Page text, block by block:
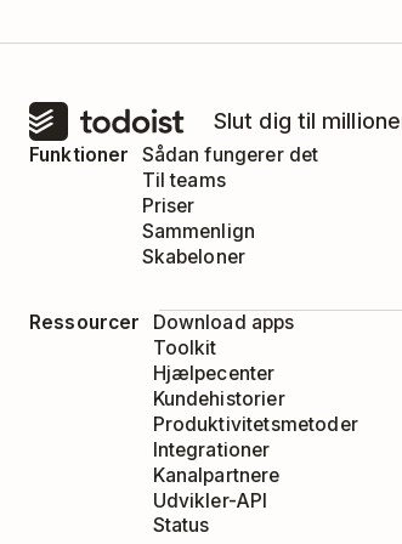
Slut dig til
Funktioner
Sådan fungerer det
Til teams
Priser
Sammenlign
Skabeloner
Ressourcer
Download apps
Toolkit
Hjælpecenter
Kundehistorier
Produktivitetsmetoder
Integrationer
Kanalpartnere
Udvikler-API
Status